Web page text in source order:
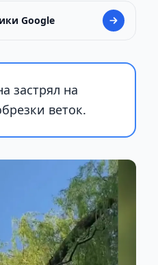
Google
застрял на
веток.